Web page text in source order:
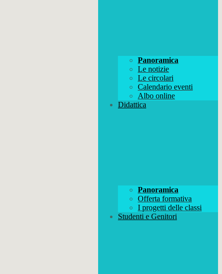
Panoramica
Le notizie
Le circolari
Calendario eventi
Albo online
Didattica
Panoramica
Offerta formativa
I progetti delle classi
Studenti e Genitori